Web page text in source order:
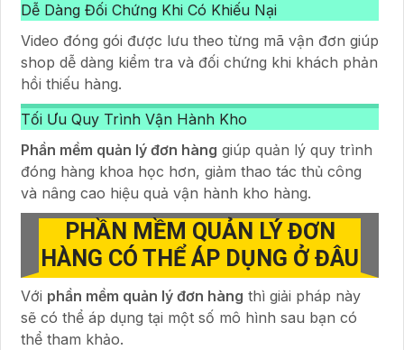
Dễ Dàng Đối Chứng Khi Có Khiếu Nại
Video đóng gói được lưu theo từng mã vận đơn giúp
shop dễ dàng kiểm tra và đối chứng khi khách phản
hồi thiếu hàng.
Tối Ưu Quy Trình Vận Hành Kho
Phần mềm quản lý đơn hàng giúp quản lý quy trình
đóng hàng khoa học hơn, giảm thao tác thủ công
và nâng cao hiệu quả vận hành kho hàng.
PHẦN MỀM QUẢN LÝ ĐƠN
HÀNG CÓ THỂ ÁP DỤNG Ở ĐÂU
Với phần mềm quản lý đơn hàng thì giải pháp này
sẽ có thể áp dụng tại một số mô hình sau bạn có
thể tham khảo.